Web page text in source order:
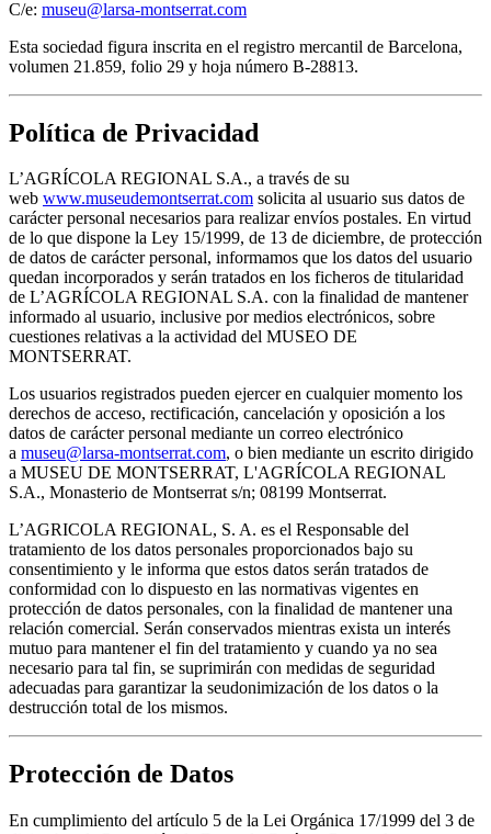
C/e: museu@larsa-montserrat.com
Esta sociedad figura inscrita en el registro mercantil de Barcelona,
volumen 21.859, folio 29 y hoja número B-28813.
Política de Privacidad
L’AGRÍCOLA REGIONAL S.A., a través de su
web www.museudemontserrat.com solicita al usuario sus datos de
carácter personal necesarios para realizar envíos postales. En virtud
de lo que dispone la Ley 15/1999, de 13 de diciembre, de protección
de datos de carácter personal, informamos que los datos del usuario
quedan incorporados y serán tratados en los ficheros de titularidad
de L’AGRÍCOLA REGIONAL S.A. con la finalidad de mantener
informado al usuario, inclusive por medios electrónicos, sobre
cuestiones relativas a la actividad del MUSEO DE
MONTSERRAT.
Los usuarios registrados pueden ejercer en cualquier momento los
derechos de acceso, rectificación, cancelación y oposición a los
datos de carácter personal mediante un correo electrónico
a museu@larsa-montserrat.com, o bien mediante un escrito dirigido
a MUSEU DE MONTSERRAT, L'AGRÍCOLA REGIONAL
S.A., Monasterio de Montserrat s/n; 08199 Montserrat.
L’AGRICOLA REGIONAL, S. A. es el Responsable del
tratamiento de los datos personales proporcionados bajo su
consentimiento y le informa que estos datos serán tratados de
conformidad con lo dispuesto en las normativas vigentes en
protección de datos personales, con la finalidad de mantener una
relación comercial. Serán conservados mientras exista un interés
mutuo para mantener el fin del tratamiento y cuando ya no sea
necesario para tal fin, se suprimirán con medidas de seguridad
adecuadas para garantizar la seudonimización de los datos o la
destrucción total de los mismos.
Protección de Datos
En cumplimiento del artículo 5 de la Lei Orgánica 17/1999 del 3 de